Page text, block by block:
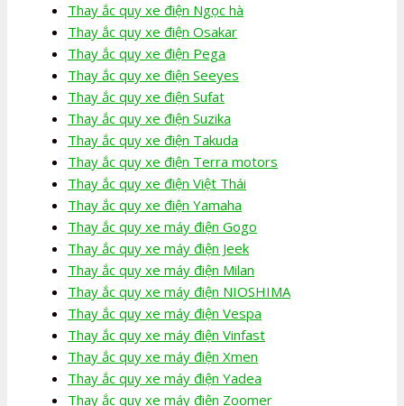
Thay ắc quy xe điện Ngọc hà
Thay ắc quy xe điện Osakar
Thay ắc quy xe điện Pega
Thay ắc quy xe điện Seeyes
Thay ắc quy xe điện Sufat
Thay ắc quy xe điện Suzika
Thay ắc quy xe điện Takuda
Thay ắc quy xe điện Terra motors
Thay ắc quy xe điện Việt Thái
Thay ắc quy xe điện Yamaha
Thay ắc quy xe máy điện Gogo
Thay ắc quy xe máy điện Jeek
Thay ắc quy xe máy điện Milan
Thay ắc quy xe máy điện NIOSHIMA
Thay ắc quy xe máy điện Vespa
Thay ắc quy xe máy điện Vinfast
Thay ắc quy xe máy điện Xmen
Thay ắc quy xe máy điện Yadea
Thay ắc quy xe máy điện Zoomer